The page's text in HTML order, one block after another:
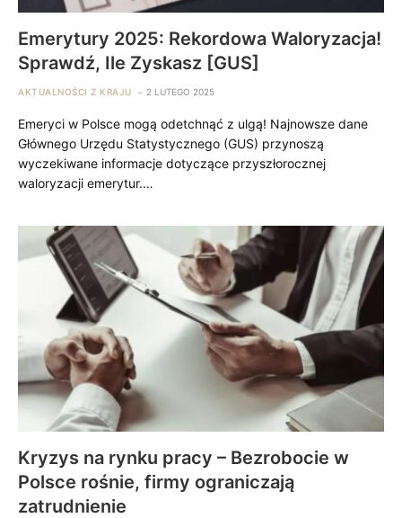
Emerytury 2025: Rekordowa Waloryzacja!
Sprawdź, Ile Zyskasz [GUS]
AKTUALNOŚCI Z KRAJU 2 LUTEGO 2025
Emeryci w Polsce mogą odetchnąć z ulgą! Najnowsze dane
Głównego Urzędu Statystycznego (GUS) przynoszą
wyczekiwane informacje dotyczące przyszłorocznej
waloryzacji emerytur.…
Kryzys na rynku pracy – Bezrobocie w
Polsce rośnie, firmy ograniczają
zatrudnienie